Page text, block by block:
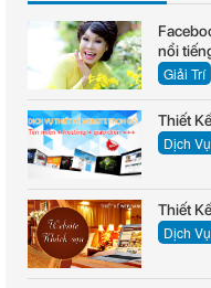
nổi
Giải Trí
Thiết
Dịch Vụ
Thiết
Dịch Vụ